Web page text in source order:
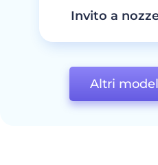
Invito a
Altri